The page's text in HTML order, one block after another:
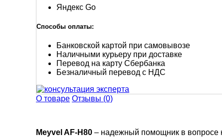
Яндекс Go
Способы оплаты:
Банковской картой при самовывозе
Наличными курьеру при доставке
Перевод на карту Сбербанка
Безналичный перевод с НДС
О товаре Отзывы (0)
Meyvel AF-H80 – надежный помощник в вопросе